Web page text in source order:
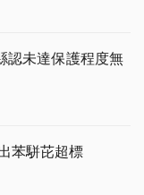
認未達保護程度無
苯駢芘超標